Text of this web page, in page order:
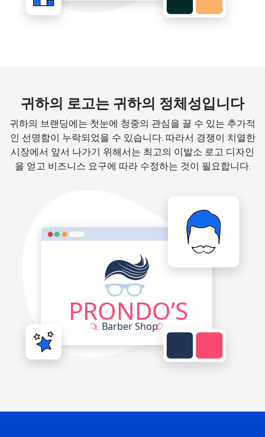
귀하의 로고는 귀하의 정체성입니다
귀하의 브랜딩에는 첫눈에 청중의 관심을 끌 수 있는 추가적
인 선명함이 누락되었을 수 있습니다. 따라서 경쟁이 치열한
시장에서 앞서 나가기 위해서는 최고의 이발소 로고 디자인
을 얻고 비즈니스 요구에 따라 수정하는 것이 필요합니다.